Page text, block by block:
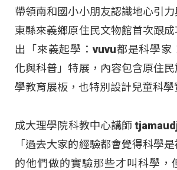
帶領南和國小小朋友認識地心引
東縣來義鄉原住民文物館首次跟
出「來義起學：vuvu都是科學家
化與科普」特展，內容包含原住
學教育展板，也特別設計兒童科學
成大理學院科教中心講師
「過去大家的經驗都會覺得科學
的他們做的實驗那些才叫科學，